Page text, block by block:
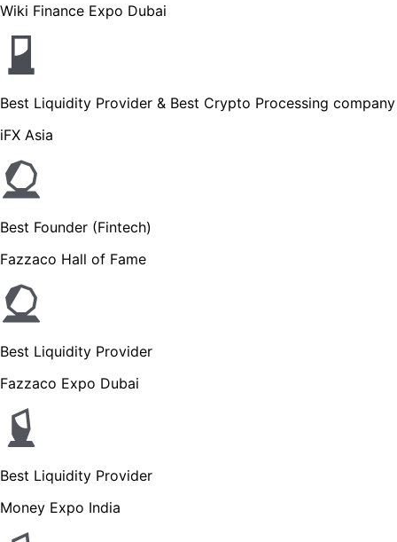
Wiki Finance Expo Dubai
Best Liquidity Provider & Best Crypto Processing company
iFX Asia
Best Founder (Fintech)
Fazzaco Hall of Fame
Best Liquidity Provider
Fazzaco Expo Dubai
Best Liquidity Provider
Money Expo India